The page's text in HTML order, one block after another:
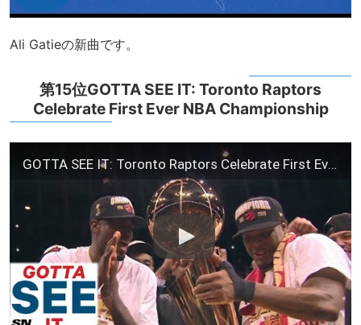
Ali Gatieの新曲です。
第15位GOTTA SEE IT: Toronto Raptors
Celebrate First Ever NBA Championship
GOTTA SEE IT: Toronto Raptors Celebrate First Ever NBA Championship